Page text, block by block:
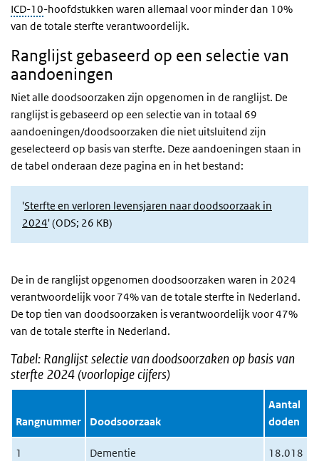
ICD-10-hoofdstukken waren allemaal voor minder dan 10%
van de totale sterfte verantwoordelijk.
Ranglijst gebaseerd op een selectie van
aandoeningen
Niet alle doodsoorzaken zijn opgenomen in de ranglijst. De
ranglijst is gebaseerd op een selectie van in totaal 69
aandoeningen/doodsoorzaken die niet uitsluitend zijn
geselecteerd op basis van sterfte. Deze aandoeningen staan in
de tabel onderaan deze pagina en in het bestand:
'Sterfte en verloren levensjaren naar doodsoorzaak in
2024' (ODS; 26 KB)
De in de ranglijst opgenomen doodsoorzaken waren in 2024
verantwoordelijk voor 74% van de totale sterfte in Nederland.
De top tien van doodsoorzaken is verantwoordelijk voor 47%
van de totale sterfte in Nederland.
Tabel: Ranglijst selectie van doodsoorzaken op basis van
sterfte 2024 (voorlopige cijfers)
Rangnummer Doodsoorzaak
Aantal
doden
1 Dementie 18.018